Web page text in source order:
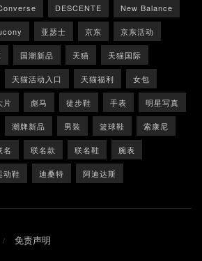
DESCENTE New Balance
亚瑟士 京东 京东活动
国潮新品 天猫 天猫国际
天猫活动入口 天猫福利 女包
片 彪马 徒步鞋 手表 明星写真
潮牌新品 男装 篮球鞋 索康尼
名 联名款 联名鞋 腕表
动鞋 迪桑特 阿迪达斯
免责声明